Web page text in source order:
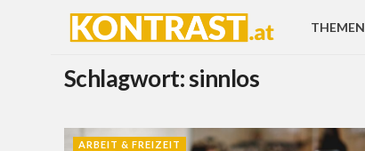
THEMEN
Schlagwort:sinnlos
ARBEIT & FREIZEIT